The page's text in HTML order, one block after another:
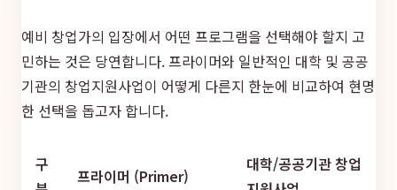
예비 창업가의 입장에서 어떤 프로그램을 선택해야 할지 고
민하는 것은 당연합니다. 프라이머와 일반적인 대학 및 공공
기관의 창업지원사업이 어떻게 다른지 한눈에 비교하여 현명
한 선택을 돕고자 합니다.
구
프라이머 (Primer)
대학/공공기관 창업